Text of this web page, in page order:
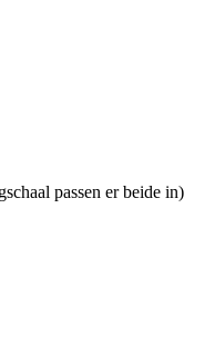
passen er beide in)